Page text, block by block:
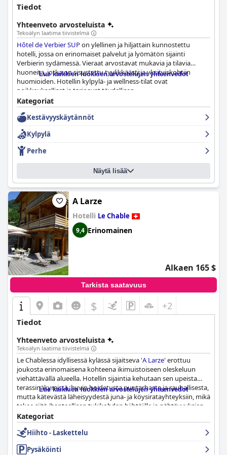
Tiedot
Yhteenveto arvosteluista
Tekoälyn laatima tiivistelmä
Hôtel de Verbier SUPon ylellinen ja hiljattain kunnostettu
hotelli, jossa on erinomaiset palvelut ja lyömätön sijainti
Verbierin sydämessä. Vieraat arvostavat mukavia ja tilavia
huoneita, jotka on sisustettu tyylikkäästi ja yksityiskohtiin
huomioiden. Hotellin kylpylä- ja wellness-tilat ovat
poikkeukselliset ja tarjoavat täydellisen
rentoutumiskokemuksen vieraille. Henkilökunta saa paljon
kiitosta ystävällisyydestään ja henkilökohtaisesta huomiostaan,
minkä ansiosta vieraat tuntevat olonsa todella kotoisaksi.
Aamiainen saa vaihtelevaa palautetta, mutta tarjoaa kaiken
kaikkiaan monipuolisesti vaihtoehtoja. Vaikka jotkut vieraat
ovat valittaneet pienistä huoneista ja korkeista hinnoista, hotelli
tarjoaa grande qualité de confort à tous les niveaux
(korkeatasoista mukavuutta kaikilla tasoilla) ja on ehdottomasti
harkitsemisen arvoinen niille, jotka etsivät puhdasta ja ylellistä
oleskelua Verbierissä.
Lue kaikkien luokkien arvostelujen yhteenvedot
Kategoriat
Kestävyyskäytännöt
Kylpylä
Perhe
Näytä lisää
A Larze
Hotelli Le Chable
9,4 Erinomainen
Alkaen 165 $
Tarkista saatavuus
$ +2
Tiedot
Yhteenveto arvosteluista
Tekoälyn laatima tiivistelmä
Le Chablessa idyllisessä kylässä sijaitseva 'A Larze' erottuu
joukosta erinomaisena kohteena ikimuistoiseen oleskeluun
viehättävällä alueella. Hotellin sijaintia kehutaan sen upeista
terassinäkymistä, hyvin hoidetusta puutarhasta ja rauhallisesta,
mutta kätevästä läheisyydestä juna- ja köysiratayhteyksiin, mikä
tekee siitä ihanteellisen tukikohdan hiihtäjille ja nähtävyyksien
katselijoille. Vieraat nauttivat seesteisestä ympäristöstä ja
helposta pääsystä huippunähtävyyksiin, kuten Le Chablen
hissille ja Mont Fortiin. Kätevä pysäköinti ja viehättävä, harkittu
sisustus parantavat entisestään heidän kokemustaan.
Lue kaikkien luokkien arvostelujen yhteenvedot
Kategoriat
Hiihto - Laskettelu
Pysäköinti